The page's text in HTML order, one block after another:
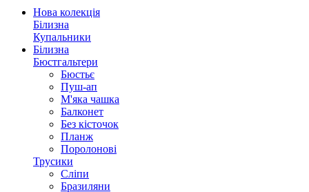
Нова колекція
Білизна
Купальники
Білизна
Бюстгальтери
Бюстьє
Пуш-ап
М'яка чашка
Балконет
Без кісточок
Планж
Поролонові
Трусики
Сліпи
Бразиляни